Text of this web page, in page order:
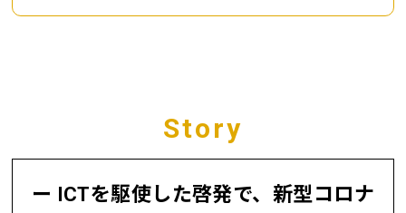
Story
ICTを駆使した啓発で、新型コロナ